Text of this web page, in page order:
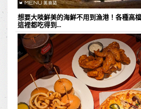
想要大啖鮮美的海鮮不用到漁港！各種高
這裡都吃得到...